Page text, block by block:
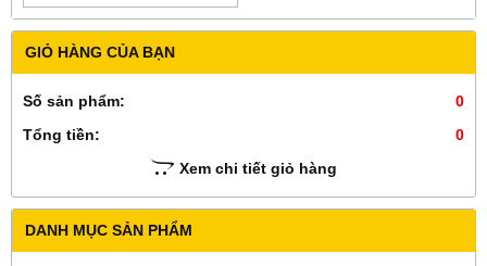
GIỎ HÀNG CỦA BẠN
Số sản phẩm:
0
Tổng tiền:
0
Xem chi tiết giỏ hàng
DANH MỤC SẢN PHẨM